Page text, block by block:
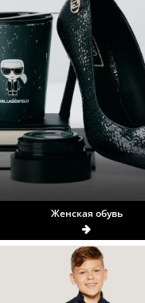
Женская обувь